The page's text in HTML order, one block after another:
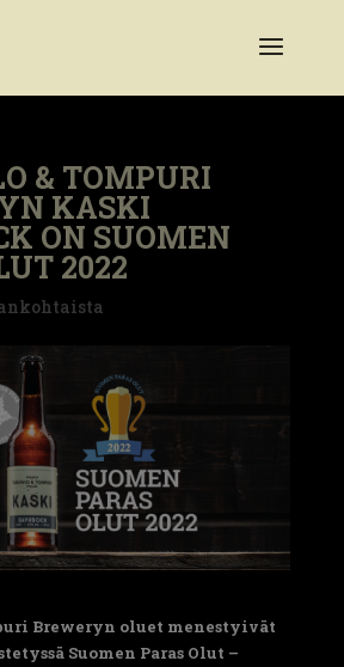
& TOMPURI
KASKI
ON SUOMEN
2022
Breweryn oluet menestyivät
Suomen Paras Olut –